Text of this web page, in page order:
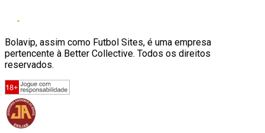
Bolavip, assim como Futbol Sites, é uma empresa
pertencente à Better Collective. Todos os direitos
reservados.